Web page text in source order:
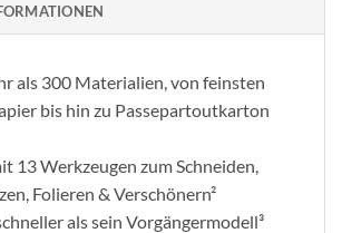
als 300 Materialien, von feinsten
bis hin zu Passepartoutkarton
13 Werkzeugen zum Schneiden,
Folieren & Verschönern²
als sein Vorgängermodell³